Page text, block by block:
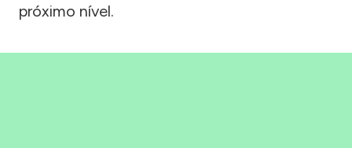
próximo nível.